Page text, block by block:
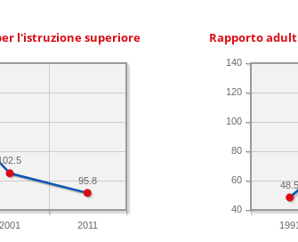
l'istruzione superiore
2001 2011
95.8
Rapporto
1991
40
60
80
100
120
140